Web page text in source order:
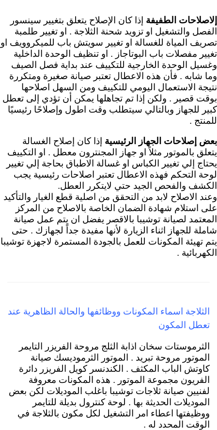
إلاصلاحات الطفيفة إذا كان الإصلاح يتعلق بتغيير سينسور
الفصل والتشغيل او تزويد شحنة الثلاجة . او تغيير طلمبة
تصريف المياة للغسالة او تغيير سويتش باب للميكروويف او
تغيير مفصلات باب البوتاجاز . او تنظيف الوحدة الداخلية
وغسيل الوحدة الخارجية للتكييف عند بداية فصل الصيف
وما شابه . فأن هذه الاعطال تعتبر صيانة صغيرة ومتكررة
نتيجة الاستعمال اليومي للتكييف ومن السهل اصلاحها
بوقت قصير . ولكن إذا تم تجاهلها يمكن أن تؤدي إلى تعطل
كبير للجهاز وبالتالي سيتطلب وقت اطول وإصلاحًا رئيسيًا
للمنتج .
بعض إصلاحات الجهاز الرئيسية إذا كان إصلاح الغسالة
يتعلق بالموتور مثلاً او جهاز المجنترون معطل . او التكييف
يحتاج إلي تغيير الكباس او غسالة الاطباق بحاجة إلي تغيير
لوحة التحكم فهذه الاعطال تعتبر اصلاحات رئيسية يجب
الكشف والفحص الجيد حتي لايتكرر العطل.
وعند الاصلاح لابد من التحقق من اصلية قطع الغيار والتأكيد
على استلام شهادة الضمان الخاصة بالاصلاح من المركز
المعتمد لصيانة توشيبا بالاقصر يفضل ان يتم عمل صيانة
شاملة للجهاز اثناء الزيارة لأنها مفيدة جداً لجهازك . حتى
يتم تهيئة المكونات للعمل بالجودة المستمرة لاجهزة توشيبا
الكهربائية .
الثلاجة اسماء المكونات ووظائفها والحالة الظاهرية عند
تعطل المكون
الثرموستات سخان اذابة الثلج مروحة الفريزر التايمر
الموتور مروحة تبريد . الموتور الثرموديسك صيانة
كاوتش الباب المكثف . الكندنسر كويل الفريزر دائرة
الفريون مجموعة الموتور . هذه المكونات معروفة
لفنيين صيانة ثلاجات توشيبا باغلب الموديلات لكن بعض
الموديلات الحديثة بها . لوحة كنترول بديلة للتايمر
ووظيفتها اعطاء امر التشغيل لكل مكون بالثلاجة في
الوقت المحدد له .